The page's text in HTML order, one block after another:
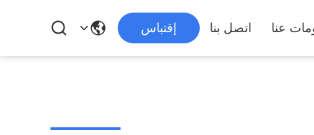
عنا اتصل بنا إقتباس